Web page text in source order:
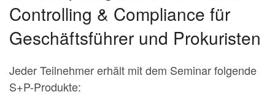
Controlling & Compliance für
Geschäftsführer und Prokuristen
Jeder Teilnehmer erhält mit dem Seminar folgende
S+P-Produkte: